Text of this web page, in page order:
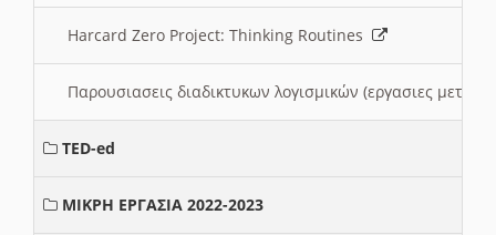
Harcard Zero Project: Thinking Routines
Παρουσιασεις διαδικτυκων λογισμικών (εργασιες
TED-ed
ΜΙΚΡΗ ΕΡΓΑΣΙΑ 2022-2023